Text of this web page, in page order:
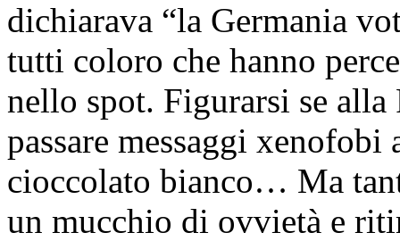
dichiarava “la Germania
tutti coloro che hanno
nello spot. Figurarsi se
passare messaggi
cioccolato bianco… Ma
un mucchio di ovvietà e